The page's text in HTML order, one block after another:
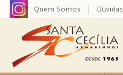
Quem Somos Dúvidas